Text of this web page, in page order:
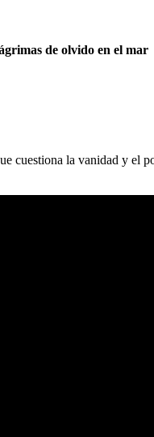
de olvido en el mar
cuestiona la vanidad y el